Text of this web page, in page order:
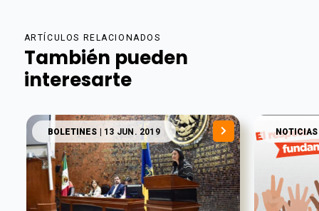
ARTÍCULOS RELACIONADOS
También pueden
interesarte
BOLETINES | 13 JUN. 2019 NOTICIAS